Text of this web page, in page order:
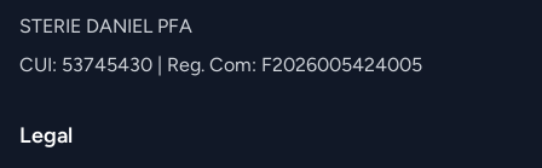
STERIE DANIEL PFA
CUI: 53745430 | Reg. Com: F2026005424005
Legal